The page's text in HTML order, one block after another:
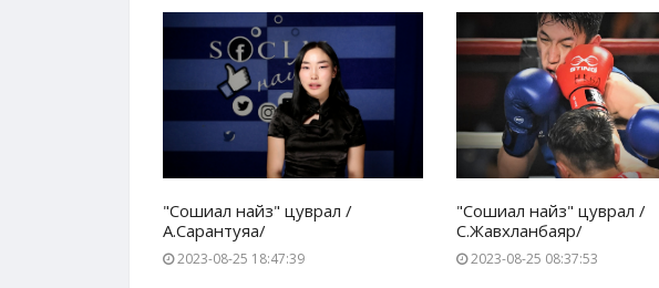
"Сошиал найз" цуврал /
А.Сарантуяа/
2023-08-25 18:47:39
"Сошиал найз" цуврал /
С.Жавхланбаяр/
2023-08-25 08:37:53